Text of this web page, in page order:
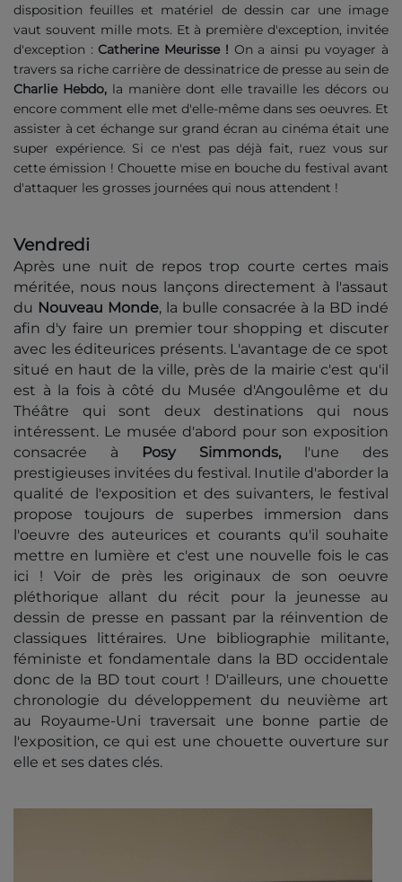
disposition feuilles et matériel de dessin car une image
vaut souvent mille mots. Et à première d'exception, invitée
d'exception :Catherine Meurisse ! On a ainsi pu voyager à
travers sa riche carrière de dessinatrice de presse au sein de
Charlie Hebdo, la manière dont elle travaille les décors ou
encore comment elle met d'elle-même dans ses oeuvres. Et
assister à cet échange sur grand écran au cinéma était une
super expérience. Si ce n'est pas déjà fait, ruez vous sur
cette émission ! Chouette mise en bouche du festival avant
d'attaquer les grosses journées qui nous attendent !
Vendredi
Après une nuit de repos trop courte certes mais
méritée, nous nous lançons directement à l'assaut
du Nouveau Monde, la bulle consacrée à la BD indé
afin d'y faire un premier tour shopping et discuter
avec les éditeurices présents. L'avantage de ce spot
situé en haut de la ville, près de la mairie c'est qu'il
est à la fois à côté du Musée d'Angoulême et du
Théâtre qui sont deux destinations qui nous
intéressent. Le musée d'abord pour son exposition
consacrée à
Posy Simmonds, l'une des
prestigieuses invitées du festival. Inutile d'aborder la
qualité de l'exposition et des suivanters, le festival
propose toujours de superbes immersion dans
l'oeuvre des auteurices et courants qu'il souhaite
mettre en lumière et c'est une nouvelle fois le cas
ici ! Voir de près les originaux de son oeuvre
pléthorique allant du récit pour la jeunesse au
dessin de presse en passant par la réinvention de
classiques littéraires. Une bibliographie militante,
féministe et fondamentale dans la BD occidentale
donc de la BD tout court ! D'ailleurs, une chouette
chronologie du développement du neuvième art
au Royaume-Uni traversait une bonne partie de
l'exposition, ce qui est une chouette ouverture sur
elle et ses dates clés.